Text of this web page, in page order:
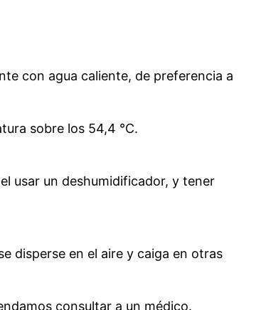
con agua caliente, de preferencia a
sobre los 54,4 °C.
usar un deshumidificador, y tener
disperse en el aire y caiga en otras
consultar a un médico.